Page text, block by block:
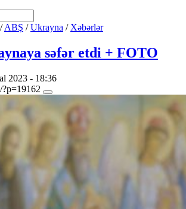
/ABŞ /Ukrayna / Xəbərlər
səfər etdi + FOTO
2023 - 18:36